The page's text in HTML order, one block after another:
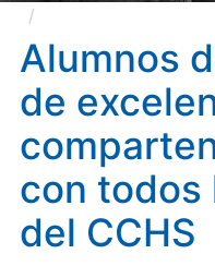
una jornada con
Alumnos
de
con
del CCHS